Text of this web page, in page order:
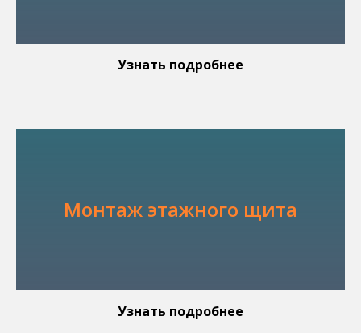
Узнать подробнее
Монтаж этажного щита
Узнать подробнее